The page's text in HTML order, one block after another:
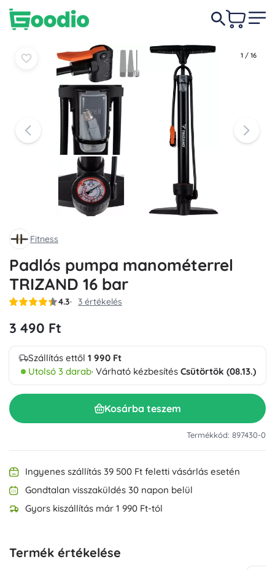
1 / 16
Fitness
Padlós pumpa manométerrel
TRIZAND 16 bar
4.3 3 értékelés
3 490 Ft
Szállítás ettől 1 990 Ft
Utolsó 3 darab· Várható kézbesítés Csütörtök (08.13.)
Kosárba teszem
Termékkód: 897430-0
Ingyenes szállítás 39 500 Ft feletti vásárlás esetén
Gondtalan visszaküldés 30 napon belül
Gyors kiszállítás már 1 990 Ft-tól
Termék értékelése
3 490 Ft Kosárba